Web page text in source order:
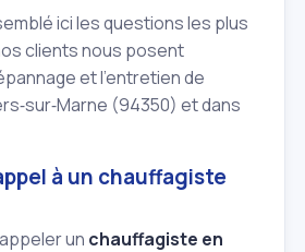
ici les questions les plus
clients nous posent
et l'entretien de
(94350) et dans
à un chauffagiste
un chauffagiste en